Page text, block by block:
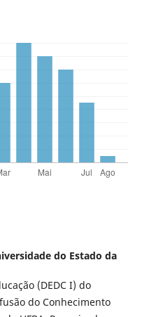
do Estado da
(DEDC I) do
do Conhecimento